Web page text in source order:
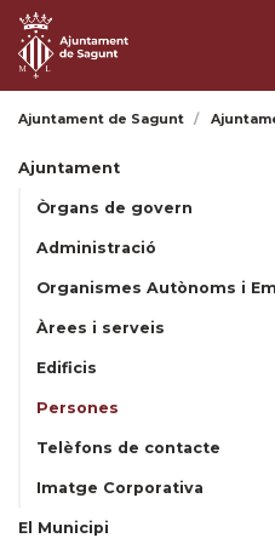
Ajuntament de Sagunt
Ajuntament
Òrgans de govern
Administració
Organismes Autònoms i
Àrees i serveis
Edificis
Persones
Telèfons de contacte
Imatge Corporativa
El Municipi